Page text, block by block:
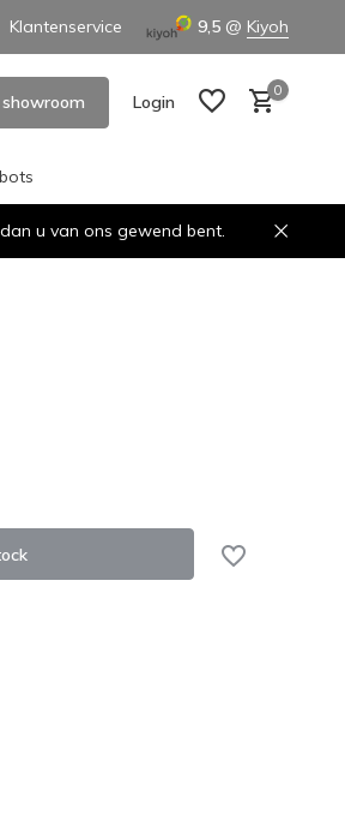
Klantenservice 9,5 @ Kiyoh
Login
0
u van ons gewend bent.